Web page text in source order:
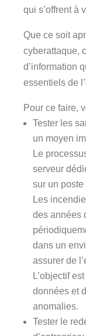
qui s’offrent à
Que ce soit
cyberattaque,
d’information
essentiels de
Pour ce faire,
Tester les
un moyen
Le
serveur
sur un
Les
des années
dans un
assurer de
L’objectif
données et
anomalies.
Tester le